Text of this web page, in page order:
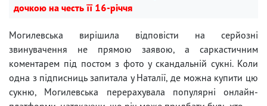
дочкою на честь її 16-річчя
Могилевська вирішила відповісти на серйозні
звинувачення не прямою заявою, а саркастичним
коментарем під постом з фото у скандальній сукні. Коли
одна з підписниць запитала у Наталії, де можна купити цю
сукню, Могилевська перерахувала популярні онлайн-